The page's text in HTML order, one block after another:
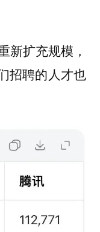
新扩充规模，
招聘的人才也